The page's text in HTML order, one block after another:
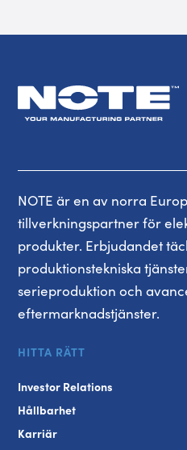
NOTE är en av norra
tillverkningspartner för
produkter. Erbjudandet
produktionstekniska
serieproduktion och
eftermarknadstjänster.
HITTA RÄTT
Investor Relations
Hållbarhet
Karriär